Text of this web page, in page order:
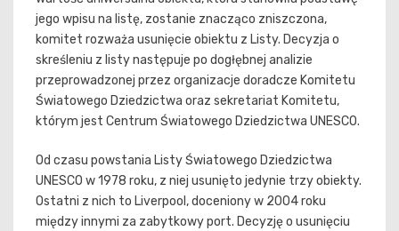
jego wpisu na listę, zostanie znacząco zniszczona,
komitet rozważa usunięcie obiektu z Listy. Decyzja o
skreśleniu z listy następuje po dogłębnej analizie
przeprowadzonej przez organizacje doradcze Komitetu
Światowego Dziedzictwa oraz sekretariat Komitetu,
którym jest Centrum Światowego Dziedzictwa UNESCO.
Od czasu powstania Listy Światowego Dziedzictwa
UNESCO w 1978 roku, z niej usunięto jedynie trzy obiekty.
Ostatni z nich to Liverpool, doceniony w 2004 roku
między innymi za zabytkowy port. Decyzję o usunięciu